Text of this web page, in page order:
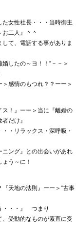
女性社長・・・当時御主
お二人』＾＾
て、電話する事がありま
婚したの～ヨ！！”－－＞
感情のもつれ？？ーー＞
ス！』ーー＞当に『離婚の
だけ』
・リラックス・深呼吸・
ニング』との出会いがあれ
う～に！
天地の法則』ーー＞”古事
・・・』 つまり
受動的なものが素直に受